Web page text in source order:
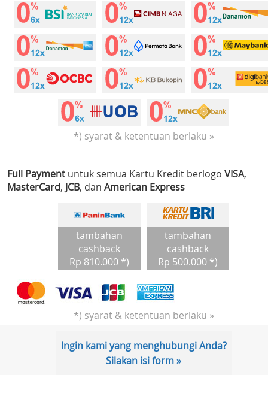
*) syarat & ketentuan berlaku »
Full Payment untuk semua Kartu Kredit berlogo VISA,
MasterCard, JCB, dan American Express
tambahan
cashback
Rp 810.000 *)
tambahan
cashback
Rp 500.000 *)
*) syarat & ketentuan berlaku »
Ingin kami yang menghubungi Anda?
Silakan isi form »